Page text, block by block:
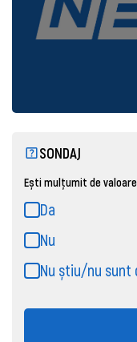
SONDAJ
Ești mulțumit de
Da
Nu
Nu știu/nu sunt